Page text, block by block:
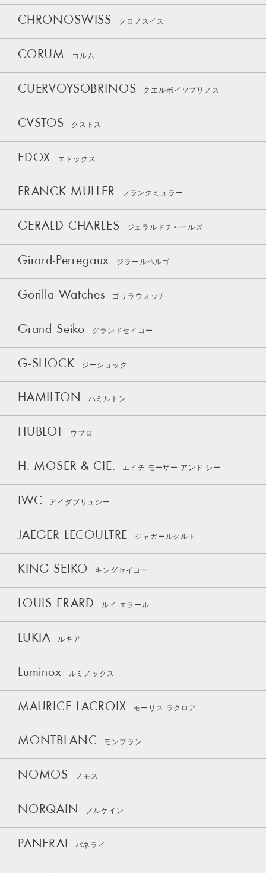
CHRONOSWISS クロノスイス
CORUM コルム
CUERVOYSOBRINOS クエルボイソブリノス
CVSTOS クストス
EDOX エドックス
FRANCK MULLER フランクミュラー
GERALD CHARLES ジェラルドチャールズ
Girard-Perregaux ジラールペルゴ
Gorilla Watches ゴリラウォッチ
Grand Seiko グランドセイコー
G-SHOCK ジーショック
HAMILTON ハミルトン
HUBLOT ウブロ
H. MOSER & CIE. エイチ モーザー アンド シー
IWC アイダブリュシー
JAEGER LECOULTRE ジャガールクルト
KING SEIKO キングセイコー
LOUIS ERARD ルイ エラール
LUKIA ルキア
Luminox ルミノックス
MAURICE LACROIX モーリス ラクロア
MONTBLANC モンブラン
NOMOS ノモス
NORQAIN ノルケイン
PANERAI パネライ